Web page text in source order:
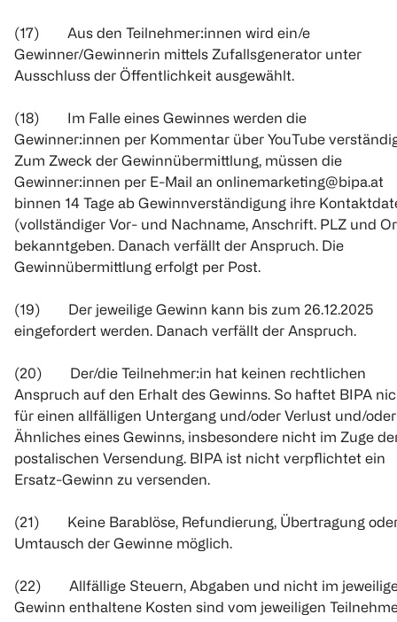
(17) Aus den Teilnehmer:innen wird ein/e
Gewinner/Gewinnerin mittels Zufallsgenerator unter
Ausschluss der Öffentlichkeit ausgewählt.
(18) Im Falle eines Gewinnes werden die
Gewinner:innen per Kommentar über YouTube
Zum Zweck der Gewinnübermittlung, müssen die
Gewinner:innen per E-Mail an onlinemarketing@bipa.at
binnen 14 Tage ab Gewinnverständigung ihre
(vollständiger Vor- und Nachname, Anschrift. PLZ und
bekanntgeben. Danach verfällt der Anspruch. Die
Gewinnübermittlung erfolgt per Post.
(19) Der jeweilige Gewinn kann bis zum 26.12.2025
eingefordert werden. Danach verfällt der Anspruch.
(20) Der/die Teilnehmer:in hat keinen rechtlichen
Anspruch auf den Erhalt des Gewinns. So haftet BIPA
für einen allfälligen Untergang und/oder Verlust und/oder
Ähnliches eines Gewinns, insbesondere nicht im Zuge
postalischen Versendung. BIPA ist nicht verpflichtet ein
Ersatz-Gewinn zu versenden.
(21) Keine Barablöse, Refundierung, Übertragung
Umtausch der Gewinne möglich.
(22) Allfällige Steuern, Abgaben und nicht im
Gewinn enthaltene Kosten sind vom jeweiligen